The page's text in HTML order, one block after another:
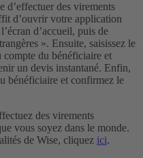
d’effectuer des virements
d’ouvrir votre application
d’accueil, puis de
». Ensuite, saisissez le
du bénéficiaire et
un devis instantané. Enfin,
bénéficiaire et confirmez le
des virements
vous soyez dans le monde.
de Wise, cliquez ici.